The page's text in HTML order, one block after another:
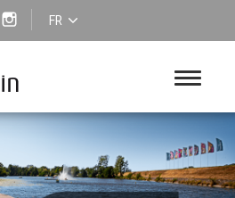
FR